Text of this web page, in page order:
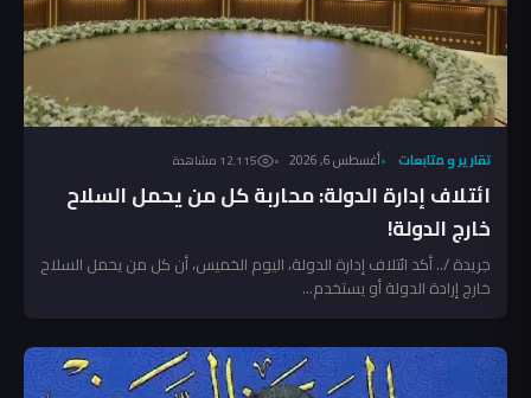
تقارير و متابعات أغسطس 6, 2026 12٬115 مشاهدة
ائتلاف إدارة الدولة: محاربة كل من يحمل السلاح
خارج الدولة!
جريدة /.. أكد ائتلاف إدارة الدولة، اليوم الخميس، أن كل من يحمل السلاح
خارج إرادة الدولة أو يستخدم...